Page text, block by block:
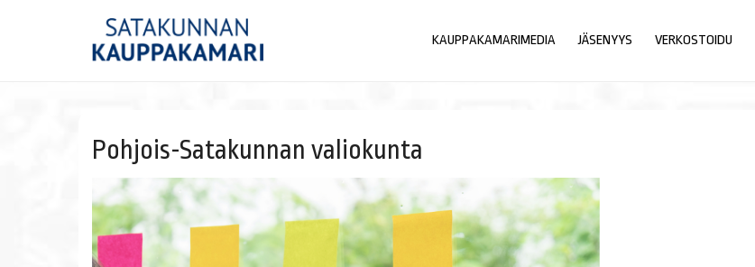
KAUPPAKAMARIMEDIA JÄSENYYS VERKOSTOIDU
Pohjois-Satakunnan valiokunta